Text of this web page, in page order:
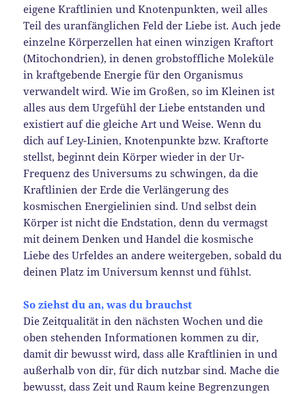
eigene Kraftlinien und Knotenpunkten, weil alles
Teil des uranfänglichen Feld der Liebe ist. Auch jede
einzelne Körperzellen hat einen winzigen Kraftort
(Mitochondrien), in denen grobstoffliche Moleküle
in kraftgebende Energie für den Organismus
verwandelt wird. Wie im Großen, so im Kleinen ist
alles aus dem Urgefühl der Liebe entstanden und
existiert auf die gleiche Art und Weise. Wenn du
dich auf Ley-Linien, Knotenpunkte bzw. Kraftorte
stellst, beginnt dein Körper wieder in der Ur-
Frequenz des Universums zu schwingen, da die
Kraftlinien der Erde die Verlängerung des
kosmischen Energielinien sind. Und selbst dein
Körper ist nicht die Endstation, denn du vermagst
mit deinem Denken und Handel die kosmische
Liebe des Urfeldes an andere weitergeben, sobald du
deinen Platz im Universum kennst und fühlst.
So ziehst du an, was du brauchst
Die Zeitqualität in den nächsten Wochen und die
oben stehenden Informationen kommen zu dir,
damit dir bewusst wird, dass alle Kraftlinien in und
außerhalb von dir, für dich nutzbar sind. Mache die
bewusst, dass Zeit und Raum keine Begrenzungen